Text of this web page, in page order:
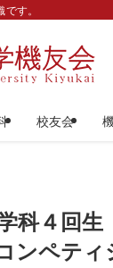
す。
校友会
科４回
ンペティ